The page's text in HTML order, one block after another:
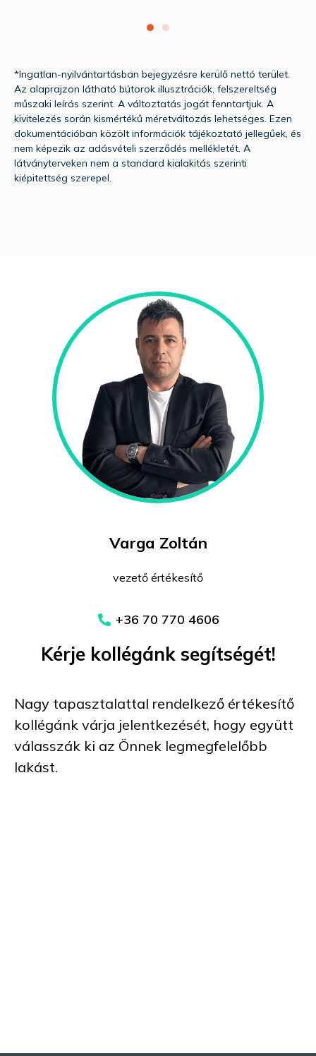
*Ingatlan-nyilvántartásban bejegyzésre kerülő nettó terület.
Az alaprajzon látható bútorok illusztrációk, felszereltség
műszaki leírás szerint. A változtatás jogát fenntartjuk. A
kivitelezés során kismértékű méretváltozás lehetséges. Ezen
dokumentációban közölt információk tájékoztató jellegűek, és
nem képezik az adásvételi szerződés mellékletét. A
látványterveken nem a standard kialakitás szerinti
kiépitettség szerepel.
Varga Zoltán
vezető értékesítő
+36 70 770 4606
Kérje kollégánk segítségét!
Nagy tapasztalattal rendelkező értékesítő
kollégánk várja jelentkezését, hogy együtt
válasszák ki az Önnek legmegfelelőbb
lakást.